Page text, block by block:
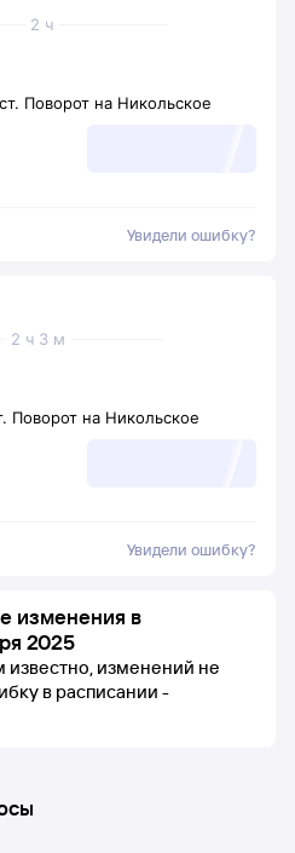
2 ч
Поворот на Никольское
Увидели ошибку?
2 ч 3 м
Поворот на Никольское
Увидели ошибку?
изменения в
2025
известно, изменений не
в расписании -